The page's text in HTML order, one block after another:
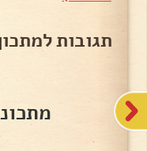
תגובות